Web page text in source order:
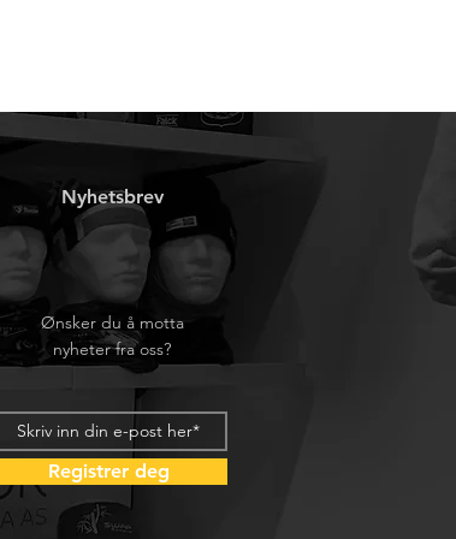
Nyhetsbrev
Ønsker du å motta
nyheter fra oss?
Registrer deg